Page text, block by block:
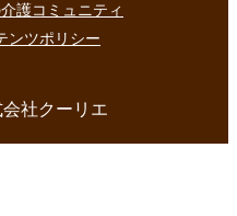
護コミュニティ
ンツポリシー
社クーリエ